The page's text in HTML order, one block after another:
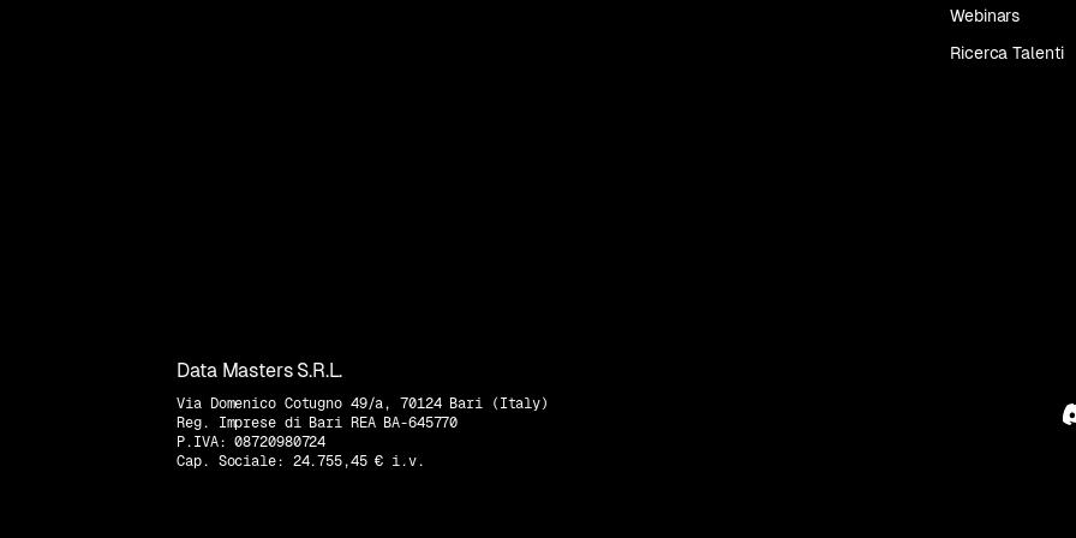
Webinars
Ricerca Talenti
Data Masters S.R.L.
Via Domenico Cotugno 49/a, 70124 Bari (Italy)
Reg. Imprese di Bari REA BA-645770
P.IVA: 08720980724
Cap. Sociale: 24.755,45 € i.v.